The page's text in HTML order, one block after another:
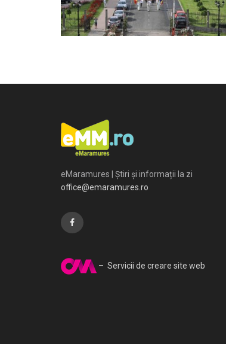
eMaramures | Știri și informații la zi
office@emaramures.ro
– Servicii de creare site web